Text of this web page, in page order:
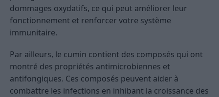
dommages oxydatifs, ce qui peut améliorer leur
fonctionnement et renforcer votre système
immunitaire.
Par ailleurs, le cumin contient des composés qui ont
montré des propriétés antimicrobiennes et
antifongiques. Ces composés peuvent aider à
combattre les infections en inhibant la croissance des